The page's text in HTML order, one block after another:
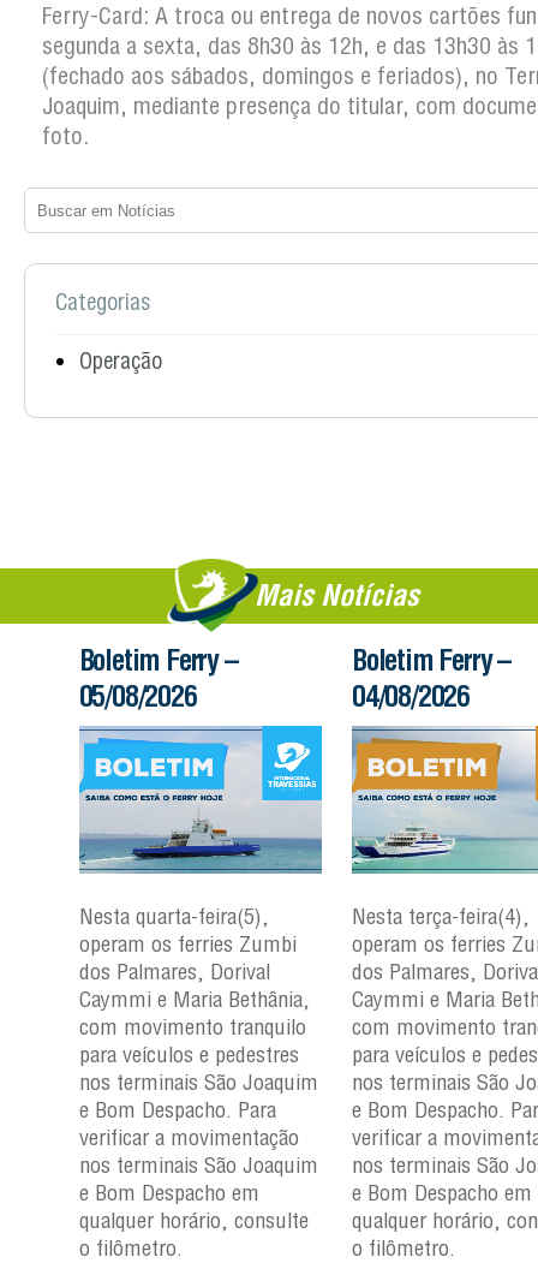
Ferry-Card: A troca ou entrega de novos cartões
segunda a sexta, das 8h30 às 12h, e das 13h30 às
(fechado aos sábados, domingos e feriados), no
Joaquim, mediante presença do titular, com
foto.
Categorias
Operação
Mais Notícias
Boletim Ferry –
05/08/2026
Nesta quarta-feira(5),
operam os ferries Zumbi
dos Palmares, Dorival
Caymmi e Maria Bethânia,
com movimento tranquilo
para veículos e pedestres
nos terminais São Joaquim
e Bom Despacho. Para
verificar a movimentação
nos terminais São Joaquim
e Bom Despacho em
qualquer horário, consulte
o filômetro.
Boletim Ferry –
04/08/2026
Nesta terça-feira(4),
operam os ferries
dos Palmares,
Caymmi e Maria
com movimento
para veículos e
nos terminais São
e Bom Despacho.
verificar a
nos terminais São
e Bom Despacho em
qualquer horário,
o filômetro.